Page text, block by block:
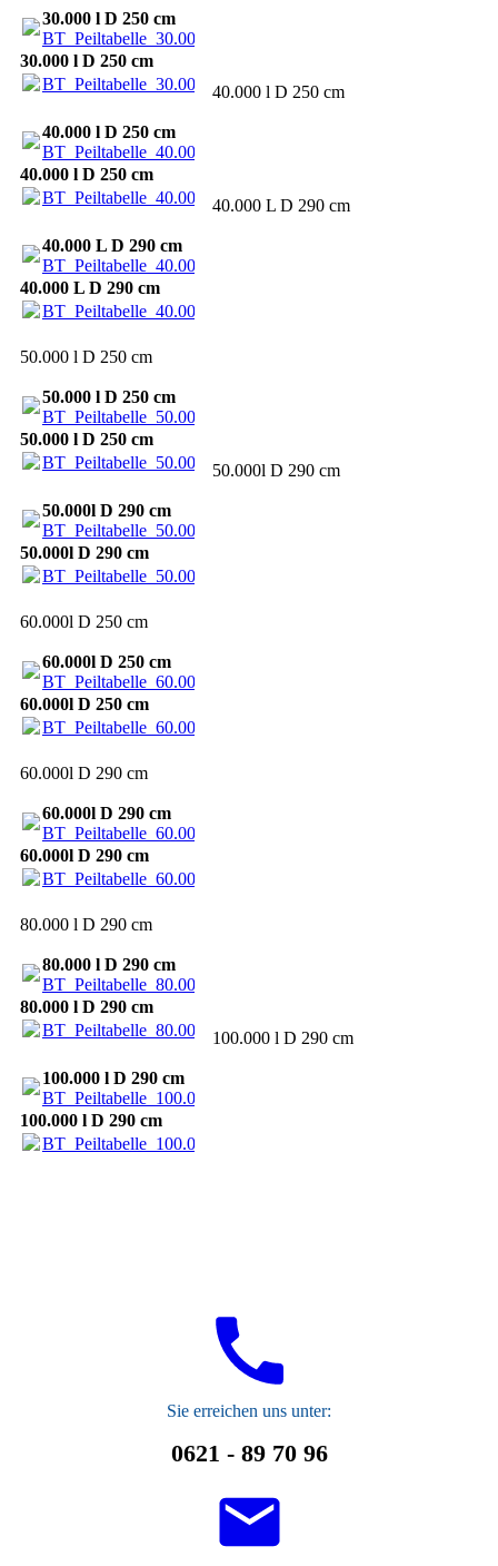
30.000 l D 250 cm
BT_Peiltabelle_30.000_2500.pdf
30.000 l D 250 cm
BT_Peiltabelle_30.000_2500.pdf(51.99KB)
40.000 l D 250 cm
40.000 l D 250 cm
BT_Peiltabelle_40.000_2500.pdf
40.000 l D 250 cm
BT_Peiltabelle_40.000_2500.pdf (51.81KB)
40.000 L D 290 cm
40.000 L D 290 cm
BT_Peiltabelle_40.000_2900.pdf
40.000 L D 290 cm
BT_Peiltabelle_40.000_2900.pdf
50.000 l D 250 cm
50.000 l D 250 cm
BT_Peiltabelle_50.000_2500.pdf
50.000 l D 250 cm
BT_Peiltabelle_50.000_2500.pdf(52.2KB)
50.000l D 290 cm
50.000l D 290 cm
BT_Peiltabelle_50.000_2900.pdf
50.000l D 290 cm
BT_Peiltabelle_50.000_2900.pdf
60.000l D 250 cm
60.000l D 250 cm
BT_Peiltabelle_60.000_2500.pdf
60.000l D 250 cm
BT_Peiltabelle_60.000_2500.pdf
60.000l D 290 cm
60.000l D 290 cm
BT_Peiltabelle_60.000_2900.pdf
60.000l D 290 cm
BT_Peiltabelle_60.000_2900.pdf
80.000 l D 290 cm
80.000 l D 290 cm
BT_Peiltabelle_80.000_2900.pdf
80.000 l D 290 cm
BT_Peiltabelle_80.000_2900.pdf(56.91KB)
100.000 l D 290 cm
100.000 l D 290 cm
BT_Peiltabelle_100.000_2900.pdf
100.000 l D 290 cm
BT_Peiltabelle_100.000_2900.pdf
Sie erreichen uns unter:
0621 - 89 70 96